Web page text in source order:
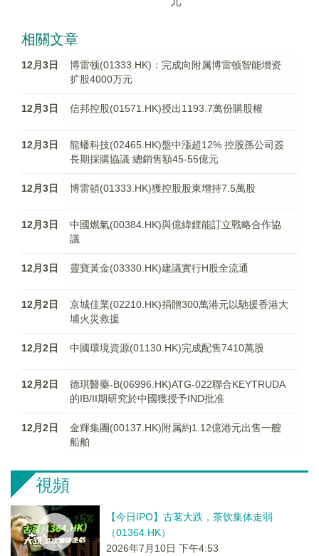
相關文章
12月3日
博雷顿(01333.HK)：完成向附属博雷顿智能增资
扩股4000万元
12月3日 信邦控股(01571.HK)授出1193.7萬份購股權
12月3日
龍蟠科技(02465.HK)盤中漲超12% 控股孫公司簽
長期採購協議 總銷售額45-55億元
12月3日 博雷頓(01333.HK)獲控股股東增持7.5萬股
12月3日
中國燃氣(00384.HK)與億緯鋰能訂立戰略合作協
議
12月3日 靈寶黃金(03330.HK)建議實行H股全流通
12月2日
京城佳業(02210.HK)捐贈300萬港元以馳援香港大
埔火災救援
12月2日 中國環境資源(01130.HK)完成配售7410萬股
12月2日
德琪醫藥-B(06996.HK)ATG-022聯合KEYTRUDA
的IB/II期研究於中國獲授予IND批准
12月2日
金輝集團(00137.HK)附属約1.12億港元出售一艘
船舶
視頻
【今日IPO】古茗大跌，茶饮集体走弱
（01364.HK）
2026年7月10日 下午4:53